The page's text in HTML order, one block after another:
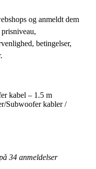
og anmeldt dem
betingelser,
kabel – 1.5 m
Subwoofer kabler /
34 anmeldelser